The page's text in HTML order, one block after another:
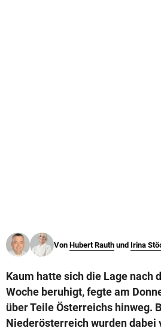
Von Hubert Rauth und Irina
Kaum hatte sich die Lage nach
Woche beruhigt, fegte am
über Teile Österreichs hinweg.
Niederösterreich wurden dabei